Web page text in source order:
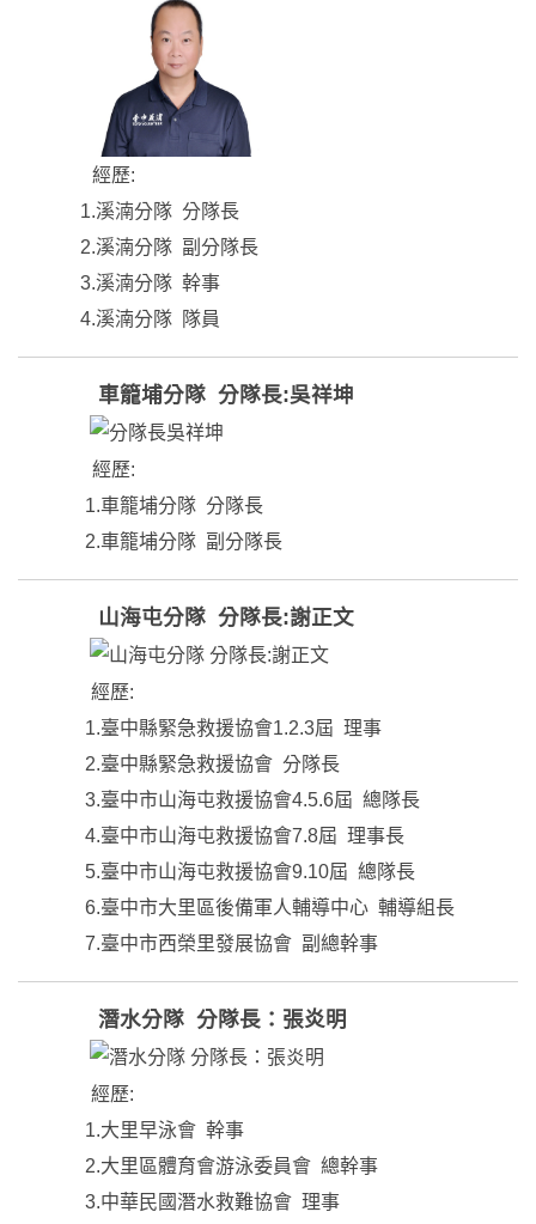
經歷:
1.溪湳分隊 分隊長
2.溪湳分隊 副分隊長
3.溪湳分隊 幹事
4.溪湳分隊 隊員
車籠埔分隊 分隊長:吳祥坤
經歷:
1.車籠埔分隊 分隊長
2.車籠埔分隊 副分隊長
山海屯分隊 分隊長:謝正文
經歷:
1.臺中縣緊急救援協會1.2.3屆 理事
2.臺中縣緊急救援協會 分隊長
3.臺中市山海屯救援協會4.5.6屆 總隊長
4.臺中市山海屯救援協會7.8屆 理事長
5.臺中市山海屯救援協會9.10屆 總隊長
6.臺中市大里區後備軍人輔導中心 輔導組長
7.臺中市西榮里發展協會 副總幹事
潛水分隊 分隊長：張炎明
經歷:
1.大里早泳會 幹事
2.大里區體育會游泳委員會 總幹事
3.中華民國潛水救難協會 理事